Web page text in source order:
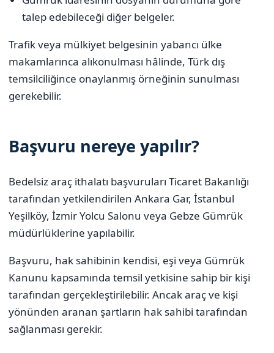
talep edebileceği diğer belgeler.
Trafik veya mülkiyet belgesinin yabancı ülke
makamlarınca alıkonulması hâlinde, Türk dış
temsilciliğince onaylanmış örneğinin sunulması
gerekebilir.
Başvuru nereye yapılır?
Bedelsiz araç ithalatı başvuruları Ticaret Bakanlığı
tarafından yetkilendirilen Ankara Gar, İstanbul
Yeşilköy, İzmir Yolcu Salonu veya Gebze Gümrük
müdürlüklerine yapılabilir.
Başvuru, hak sahibinin kendisi, eşi veya Gümrük
Kanunu kapsamında temsil yetkisine sahip bir kişi
tarafından gerçekleştirilebilir. Ancak araç ve kişi
yönünden aranan şartların hak sahibi tarafından
sağlanması gerekir.